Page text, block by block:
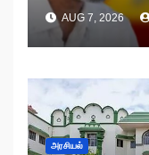
AUG 7, 2026
அரசியல்